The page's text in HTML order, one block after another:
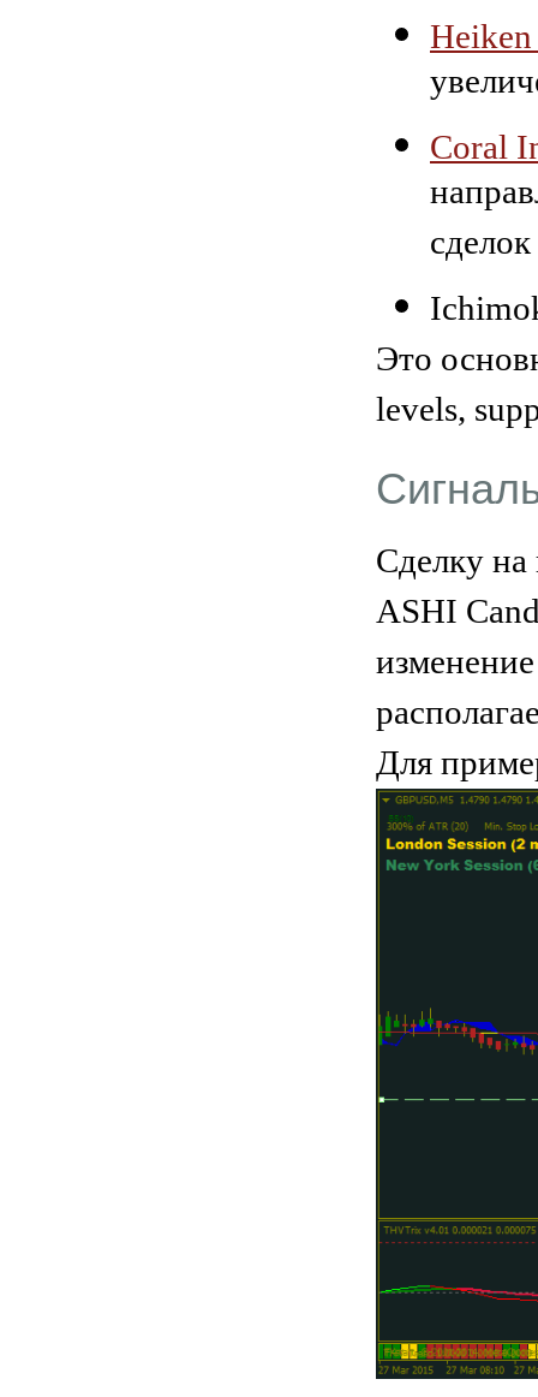
Coral
Это
levels,
Сделку на
ASHI
Для